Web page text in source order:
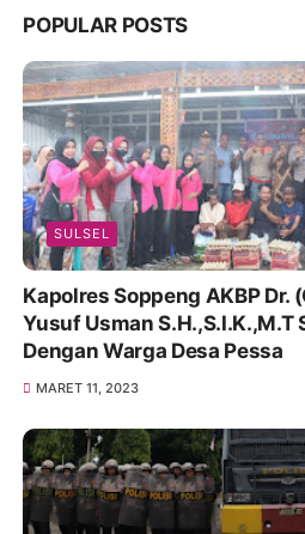
POPULAR POSTS
SULSEL
Kapolres Soppeng AKBP Dr.
Yusuf Usman
Dengan Warga Desa Pessa
MARET 11, 2023